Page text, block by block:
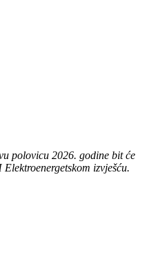
polovicu 2026. godine bit će
izvješću.